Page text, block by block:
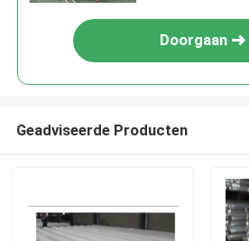
Doorgaan
Geadviseerde Producten